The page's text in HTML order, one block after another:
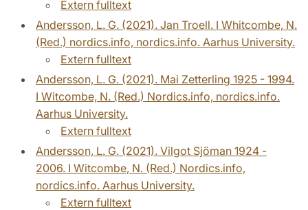
Extern fulltext
Andersson, L. G. (2021). Jan Troell. I Whitcombe, N.
(Red.) nordics.info, nordics.info. Aarhus University.
Extern fulltext
Andersson, L. G. (2021). Mai Zetterling 1925 - 1994.
I Witcombe, N. (Red.) Nordics.info, nordics.info.
Aarhus University.
Extern fulltext
Andersson, L. G. (2021). Vilgot Sjöman 1924 -
2006. I Witcombe, N. (Red.) Nordics.info,
nordics.info. Aarhus University.
Extern fulltext